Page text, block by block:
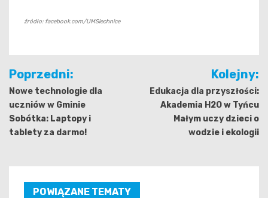
źródło: facebook.com/UMSiechnice
Nawigacja
wpisu
Poprzedni:
Nowe technologie dla
uczniów w Gminie
Sobótka: Laptopy i
tablety za darmo!
Kolejny:
Edukacja dla przyszłości:
Akademia H2O w Tyńcu
Małym uczy dzieci o
wodzie i ekologii
POWIĄZANE TEMATY